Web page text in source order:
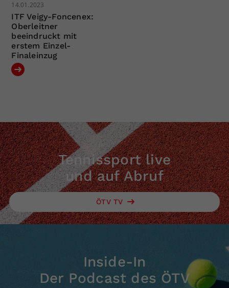
14.01.2023
ITF Veigy-Foncenex:
Oberleitner
beeindruckt mit
erstem Einzel-
Finaleinzug
Tennissport live
und auf Abruf
ÖTV TV
Inside-In
Der Podcast des ÖTV